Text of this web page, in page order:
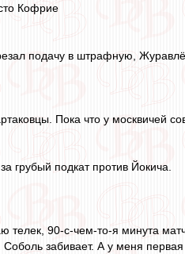
Кофрие
подачу в штрафную,
Пока что у москвичей
грубый подкат против Йокича.
телек, 90-с-чем-то-я минута
Соболь забивает. А у меня